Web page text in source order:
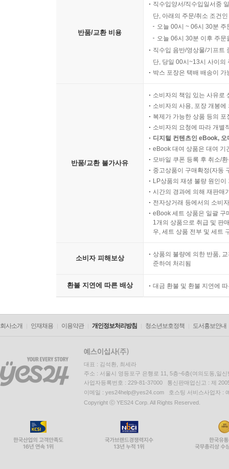
반품/교환 비용
직수입양서/직수입일서중
단, 아래의 주문/취소 조건
오늘 00시 ~ 06시 30분
오늘 06시 30분 이후 주
직수입 음반/영상물/기프트
단, 당일 00시~13시 사이의
박스 포장은 택배 배송이
반품/교환 불가사유
소비자의 책임 있는 사유로
소비자의 사용, 포장 개봉
복제가 가능한 상품 등의
소비자의 요청에 따라 개별
디지털 컨텐츠인 eBook,
eBook 대여 상품은 대여 기
모바일 쿠폰 등록 후 취소/
중고상품이 구매확정(자동
LP상품의 재생 불량 원인
시간의 경과에 의해 재판매
전자상거래 등에서의 소비
eBook 세트 상품은 일괄 구
1개의 상품으로 취급 및 판
우, 세트 상품 전부 및 세트
소비자 피해보상
상품의 불량에 의한 반품,
준하여 처리됨
환불 지연에 따른 배상 대금 환불 및 환불 지연에
회사소개 인재채용 이용약관 개인정보처리방침 청소년보호정책 도서홍보안내
대표 : 김석환, 최세라
주소 : 서울시 영등포구 은행로 11, 5층~6층(여의도동,일신
사업자등록번호 : 229-81-37000 통신판매업신고 : 제
이메일 : yes24help@yes24.com 호스팅 서비스사업자 :
Copyright ⓒ YES24 Corp. All Rights Reserved.